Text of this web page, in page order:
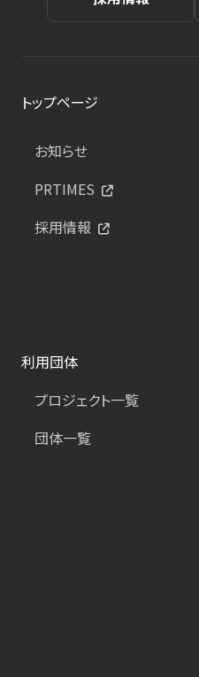
トップページ
お知らせ
PRTIMES
採用情報
利用団体
プロジェクト一覧
団体一覧